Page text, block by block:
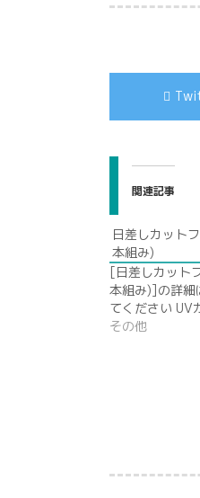
関連記事
日差しカット
本組み)
[日差しカット
本組み)]の詳細
てください UV
その他